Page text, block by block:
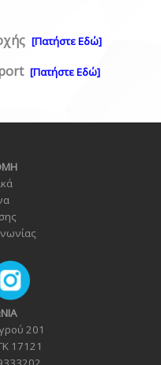
[Πατήστε Εδώ]
[Πατήστε Εδώ]
ς
201
17121